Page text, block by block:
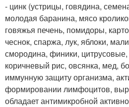
- цинк (устрицы, говядина,
молодая баранина, мясо
говяжья печень, помидоры,
чеснок, спаржа, лук, яблоки,
смородина, финики, цитрусовые,
коричневый рис, овсянка, мед,
иммунную защиту организма,
формировании лимфоцитов,
обладает антимикробной